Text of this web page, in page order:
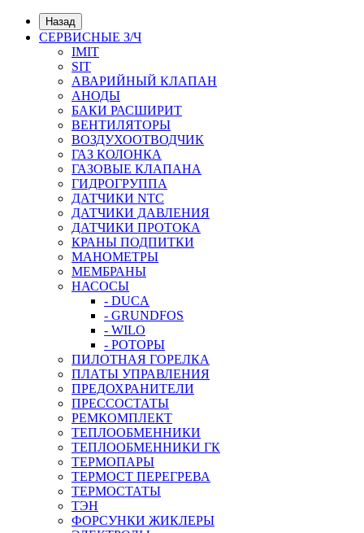
Назад
СЕРВИСНЫЕ З/Ч
IMIT
SIT
АВАРИЙНЫЙ КЛАПАН
АНОДЫ
БАКИ РАСШИРИТ
ВЕНТИЛЯТОРЫ
ВОЗДУХООТВОДЧИК
ГАЗ КОЛОНКА
ГАЗОВЫЕ КЛАПАНА
ГИДРОГРУППА
ДАТЧИКИ NTC
ДАТЧИКИ ДАВЛЕНИЯ
ДАТЧИКИ ПРОТОКА
КРАНЫ ПОДПИТКИ
МАНОМЕТРЫ
МЕМБРАНЫ
НАСОСЫ
- DUCA
- GRUNDFOS
- WILO
- РОТОРЫ
ПИЛОТНАЯ ГОРЕЛКА
ПЛАТЫ УПРАВЛЕНИЯ
ПРЕДОХРАНИТЕЛИ
ПРЕССОСТАТЫ
РЕМКОМПЛЕКТ
ТЕПЛООБМЕННИКИ
ТЕПЛООБМЕННИКИ ГК
ТЕРМОПАРЫ
ТЕРМОСТ ПЕРЕГРЕВА
ТЕРМОСТАТЫ
ТЭН
ФОРСУНКИ ЖИКЛЕРЫ